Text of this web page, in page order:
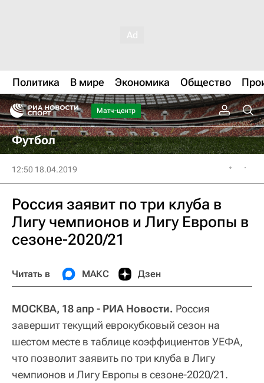
Политика В мире Экономика Общество
Матч-центр
Футбол
12:50 18.04.2019
Россия заявит по три клуба в
Лигу чемпионов и Лигу Европы в
сезоне-2020/21
Читать в МАКС Дзен
МОСКВА, 18 апр - РИА Новости. Россия
завершит текущий еврокубковый сезон на
шестом месте в таблице коэффициентов УЕФА,
что позволит заявить по три клуба в Лигу
чемпионов и Лигу Европы в сезоне-2020/21.